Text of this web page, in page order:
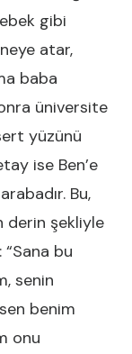
gibi
atar,
baba
üniversite
yüzünü
ise Ben’e
Bu,
derin şekliyle
bu
senin
benim
onu